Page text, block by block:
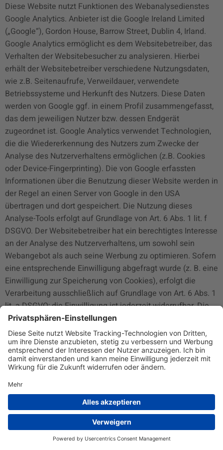
Diese Website nutzt Funktionen des Webanalysedienstes
Google Analytics. Anbieter ist die Google Ireland Limited
(„Google“), Gordon House, Barrow Street, Dublin 4, Irland.
Google Analytics ermöglicht es dem Websitebetreiber, das
Verhalten der Websitebesucher zu analysieren. Hierbei
erhält der Websitebetreiber verschiedene Nutzungsdaten,
wie z.B. Seitenaufrufe, Verweildauer, verwendete
Betriebssysteme und Herkunft des Nutzers. Diese Daten
werden von Google ggf. in einem Profil zusammengefasst,
das dem jeweiligen Nutzer bzw. dessen Endgerät
zugeordnet ist. Google Analytics verwendet Technologien,
die die Wiedererkennung des Nutzers zum Zwecke der
Analyse des Nutzerverhaltens ermöglichen (z.B. Cookies
oder Device-Fingerprinting). Die von Google erfassten
Informationen über die Benutzung dieser Website werden in
der Regel an einen Server von Google in den USA
übertragen und dort gespeichert. Die Nutzung dieses
Analyse-Tools erfolgt auf Grundlage von Art. 6 Abs. 1 lit. f
DSGVO. Der Websitebetreiber hat ein berechtigtes Interesse
an der Analyse des Nutzerverhaltens, um sowohl sein
Webangebot als auch seine Werbung zu optimieren. Sofern
eine entsprechende Einwilligung abgefragt wurde (z. B. eine
Einwilligung zur Speicherung von Cookies), erfolgt die
Verarbeitung ausschließlich auf Grundlage von Art. 6 Abs. 1
lit. a DSGVO; die Einwilligung ist jederzeit widerrufbar. Die
Datenübertragung in die USA wird auf die
Standardvertragsklauseln der EU-Kommission gestützt.
Details finden Sie hier:
https//privacy.google.com/businesses/controllerterms/mcc
s/.
IP Anonymisierung
Wir haben auf dieser Website die Funktion IP-